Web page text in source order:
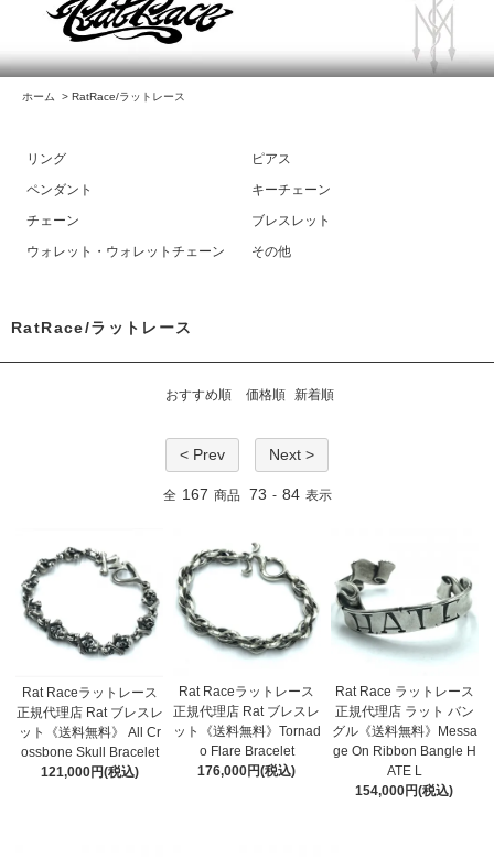
ホーム > RatRace/ラットレース
リング
ピアス
ペンダント
キーチェーン
チェーン
ブレスレット
ウォレット・ウォレットチェーン
その他
RatRace/ラットレース
おすすめ順 価格順 新着順
< Prev Next >
全 167 商品 73 - 84 表示
Rat Raceラットレース
正規代理店 Rat ブレスレ
ット《送料無料》 All Cr
ossbone Skull Bracelet
121,000円(税込)
Rat Raceラットレース
正規代理店 Rat ブレスレ
ット《送料無料》Tornad
o Flare Bracelet
176,000円(税込)
Rat Race ラットレース
正規代理店 ラット バン
グル《送料無料》Messa
ge On Ribbon Bangle H
ATE L
154,000円(税込)